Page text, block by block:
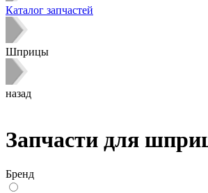
Каталог запчастей
Шприцы
назад
Запчасти для
Бренд